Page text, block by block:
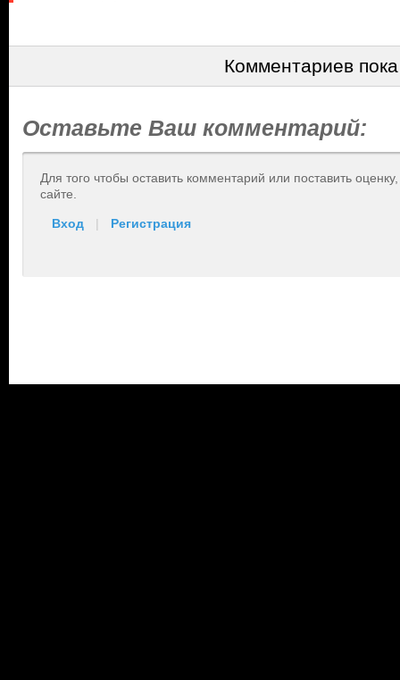
Комментариев
Оставьте Ваш комментарий:
Для того чтобы оставить комментарий или поставить
сайте.
Вход | Регистрация